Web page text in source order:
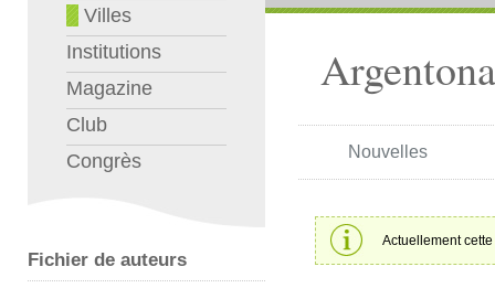
Villes
Institutions
Magazine
Club
Congrès
Fichier de auteurs
Argentona
Nouvelles
Actuellement